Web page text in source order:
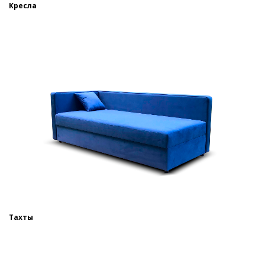
Кресла
Тахты